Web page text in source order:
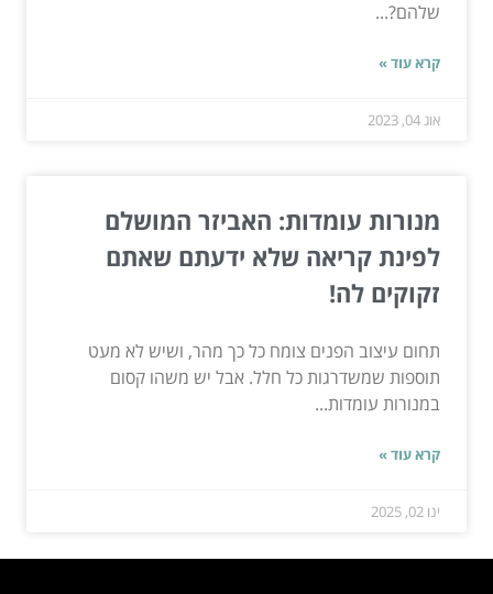
שלהם?...
קרא עוד »
אוג 04, 2023
מנורות עומדות: האביזר המושלם
לפינת קריאה שלא ידעתם שאתם
זקוקים לה!
תחום עיצוב הפנים צומח כל כך מהר, ושיש לא מעט
תוספות שמשדרגות כל חלל. אבל יש משהו קסום
במנורות עומדות...
קרא עוד »
ינו 02, 2025